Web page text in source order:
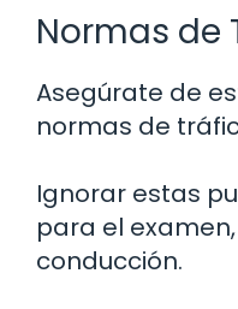
Normas de
Asegúrate de
normas de
Ignorar estas
para el
conducción.